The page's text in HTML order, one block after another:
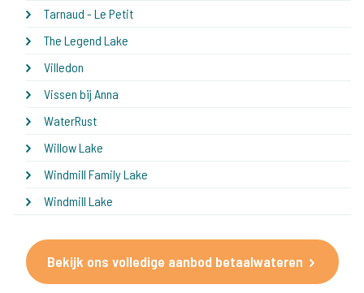
Tarnaud - Le Petit
The Legend Lake
Villedon
Vissen bij Anna
WaterRust
Willow Lake
Windmill Family Lake
Windmill Lake
Bekijk ons volledige aanbod betaalwateren